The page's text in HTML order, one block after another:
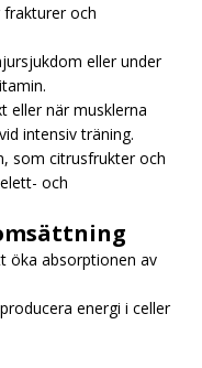
och
eller under
eller när musklerna
intensiv träning.
som citrusfrukter och
och
öka absorptionen av
energi i celler